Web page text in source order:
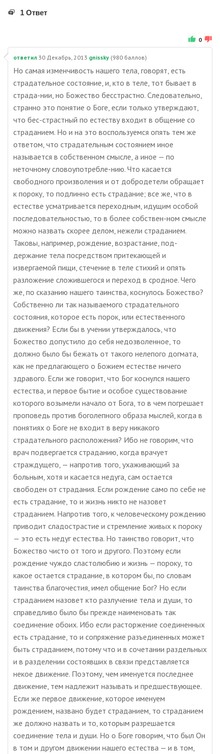
1 Ответ
0
ответил 30 Декабрь, 2013 gnissky (980 баллов)
Но самая изменчивость нашего тела, говорят, есть
страдательное состояние, и, кто в теле, тот бывает в
страда-нии, но Божество бесстрастно. Следовательно,
странно это понятие о Боге, если только утверждают,
что бес-страстный по естеству входит в общение со
страданием. Но и на это воспользуемся опять тем же
ответом, что страдательным состоянием иное
называется в собственном смысле, а иное — по
неточному словоупотребле-нию. Что касается
свободного произволения и от добродетели обращает
к пороку, то подлинно есть страдание; все же, что в
естестве усматривается переходным, идущим особой
последовательностью, то в более собствен-ном смысле
можно назвать скорее делом, нежели страданием.
Таковы, например, рождение, возрастание, под-
держание тела посредством притекающей и
извергаемой пищи, стечение в теле стихий и опять
разложение сложившегося и переход в сродное. Чего
же, по сказанию нашего таинства, коснулось Божество?
Собственно ли так называемого страдательного
состояния, которое есть порок, или естественного
движения? Если бы в учении утверждалось, что
Божество допустило до себя недозволенное, то
должно было бы бежать от такого нелепого догмата,
как не предлагающего о Божием естестве ничего
здравого. Если же говорит, что Бог коснулся нашего
естества, и первое бытие и особое существование
которого возымели начало от Бога, то в чем погрешает
проповедь против боголепного образа мыслей, когда в
понятиях о Боге не входит в веру никакого
страдательного расположения? Ибо не говорим, что
врач подвергается страданию, когда врачует
страждущего, — напротив того, ухаживающий за
больным, хотя и касается недуга, сам остается
свободен от страдания. Если рождение само по себе не
есть страдание, то и жизнь никто не назовет
страданием. Напротив того, к человеческому рождению
приводит сладострастие и стремление живых к пороку
— это есть недуг естества. Но таинство говорит, что
Божество чисто от того и другого. Поэтому если
рождение чуждо сластолюбию и жизнь — пороку, то
какое остается страдание, в котором бы, по словам
таинства благочестия, имел общение Бог? Но если
страданием назовет кто разлучение тела и души, то
справедливо было бы прежде наименовать так
соединение обоих. Ибо если расторжение соединенных
есть страдание, то и сопряжение разъединенных может
быть страданием, потому что и в сочетании раздельных
и в разделении состоявших в связи представляется
некое движение. Поэтому, чем именуется последнее
движение, тем надлежит называть и предшествующее.
Если же первое движение, которое именуем
рождением, названо будет страданием, то страданием
же должно назвать и то, которым разрешается
соединение тела и души. Но о Боге говорим, что был Он
в том и другом движении нашего естества — и в том,